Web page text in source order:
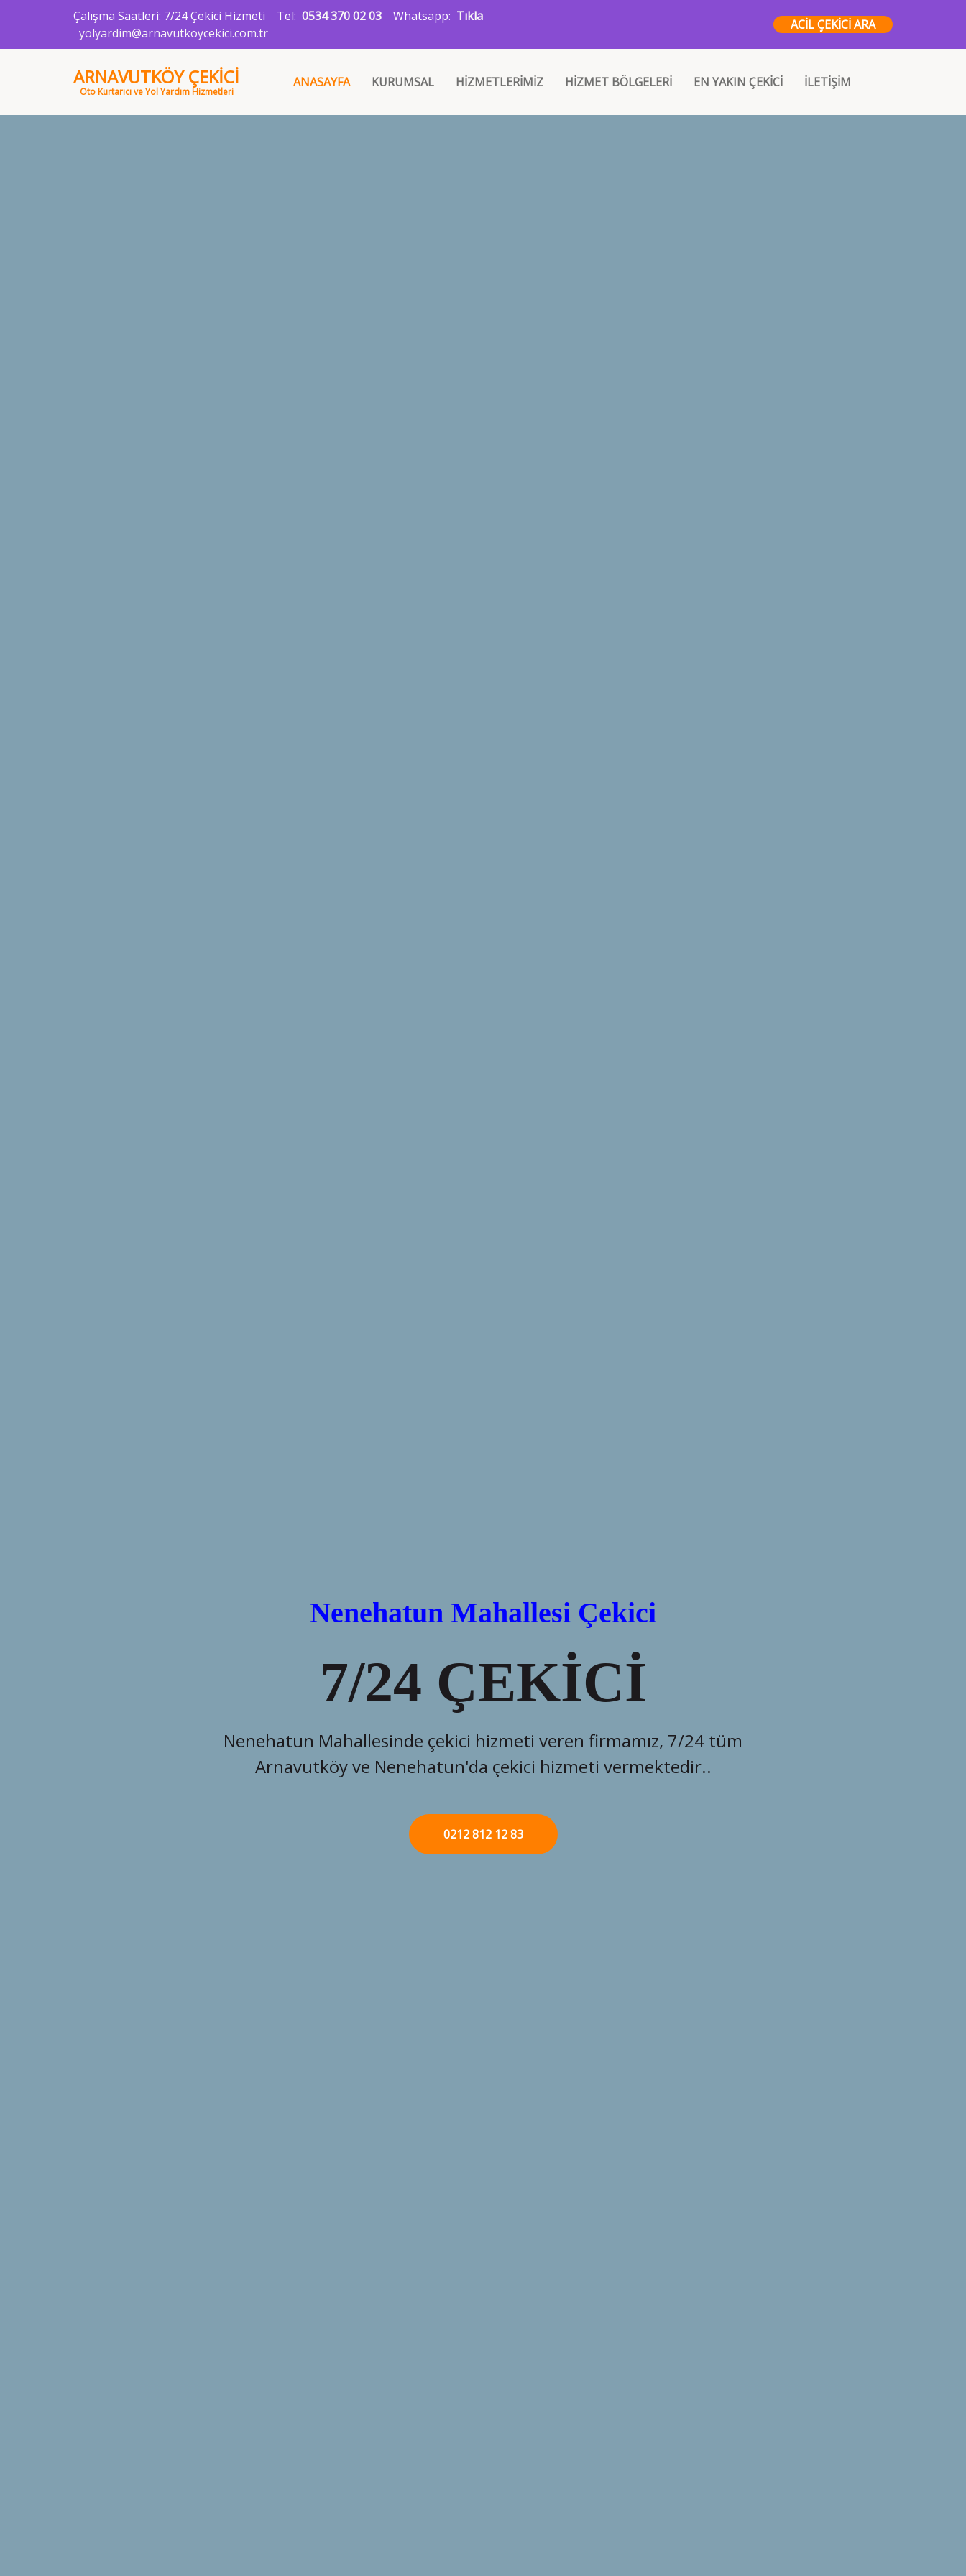
Çalışma Saatleri: 7/24 Çekici Hizmeti Tel: 0534 370 02 03 Whatsapp: Tıkla
yolyardim@arnavutkoycekici.com.tr
ACİL ÇEKİCİ ARA
ARNAVUTKÖY ÇEKİCİ
Oto Kurtarıcı ve Yol Yardım Hizmetleri
ANASAYFA KURUMSAL HİZMETLERİMİZ HİZMET BÖLGELERİ EN YAKIN ÇEKİCİ İLETİŞİM
Arnavutköy Nenehatun Oto Çekici
OTO ÇEKİCİ HİZMETİ
Araç arızası ve kaza anında Arnavutköy Nenehatun mahallesi
oto çekici ile 24 saat hizmet alın.